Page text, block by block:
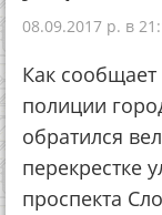
08.09.2017 р. в
Как сообщает
полиции
обратился
перекрестке
проспекта